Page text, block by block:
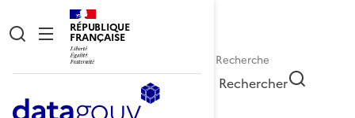
RÉPUBLIQUE
FRANÇAISE
Rechercher